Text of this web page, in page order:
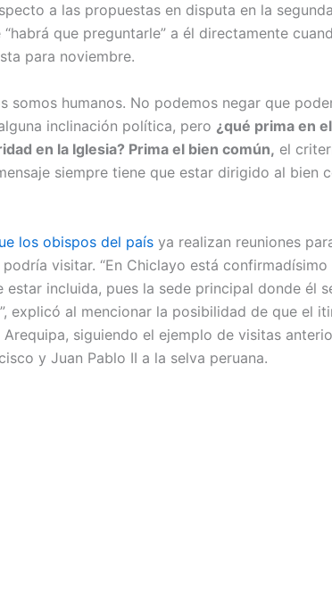
a las propuestas en disputa en la
que preguntarle” a él directamente
para noviembre.
somos humanos. No podemos negar que
inclinación política, pero ¿qué prima en
en la Iglesia? Prima el bien común, el
siempre tiene que estar dirigido al bien
los obispos del país ya realizan reuniones
visitar. “En Chiclayo está
estar incluida, pues la sede principal donde él
explicó al mencionar la posibilidad de que el
siguiendo el ejemplo de visitas
y Juan Pablo II a la selva peruana.